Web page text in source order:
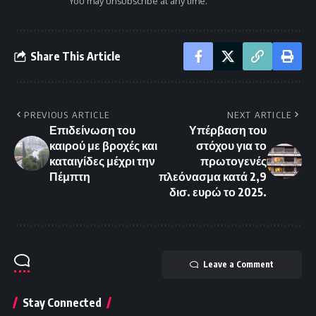
Share This Article
PREVIOUS ARTICLE
Επιδείνωση του
καιρού με βροχές και
καταιγίδες μέχρι την
Πέμπτη
NEXT ARTICLE
Υπέρβαση του
στόχου για το
πρωτογενές
πλεόνασμα κατά 2,9
δισ. ευρώ το 2025.
Leave a Comment
Stay Connected